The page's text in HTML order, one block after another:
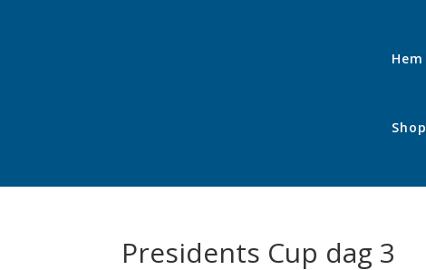
Hem
Shop
Presidents Cup dag 3